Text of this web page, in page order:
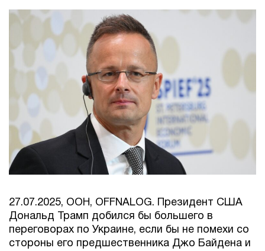
27.07.2025, ООН, OFFNALOG. Президент США
Дональд Трамп добился бы большего в
переговорах по Украине, если бы не помехи со
стороны его предшественника Джо Байдена и